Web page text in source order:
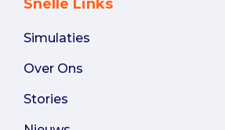
Snelle Links
Simulaties
Over Ons
Stories